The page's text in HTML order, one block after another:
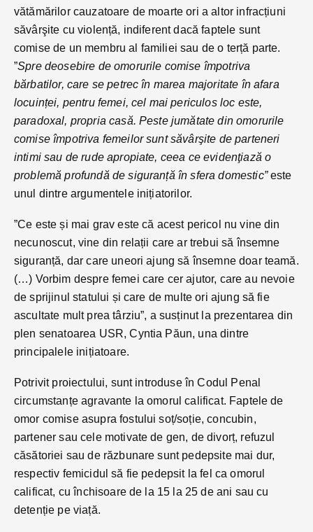
vătămărilor cauzatoare de moarte ori a altor infracțiuni
săvârşite cu violență, indiferent dacă faptele sunt
comise de un membru al familiei sau de o terță parte.
”Spre deosebire de omorurile comise împotriva
bărbatilor, care se petrec în marea majoritate în afara
locuinței, pentru femei, cel mai periculos loc este,
paradoxal, propria casă. Peste jumătate din omorurile
comise împotriva femeilor sunt săvârşite de parteneri
intimi sau de rude apropiate, ceea ce evidenţiază o
problemă profundă de siguranță în sfera domestic”este
unul dintre argumentele inițiatorilor.
”Ce este și mai grav este că acest pericol nu vine din
necunoscut, vine din relații care ar trebui să însemne
siguranță, dar care uneori ajung să însemne doar teamă.
(…) Vorbim despre femei care cer ajutor, care au nevoie
de sprijinul statului și care de multe ori ajung să fie
ascultate mult prea târziu”, a susținut la prezentarea din
plen senatoarea USR, Cyntia Păun, una dintre
principalele inițiatoare.
Potrivit proiectului, sunt introduse în Codul Penal
circumstanțe agravante la omorul calificat. Faptele de
omor comise asupra fostului soț/soție, concubin,
partener sau cele motivate de gen, de divorț, refuzul
căsătoriei sau de răzbunare sunt pedepsite mai dur,
respectiv femicidul să fie pedepsit la fel ca omorul
calificat, cu închisoare de la 15 la 25 de ani sau cu
detenție pe viață.